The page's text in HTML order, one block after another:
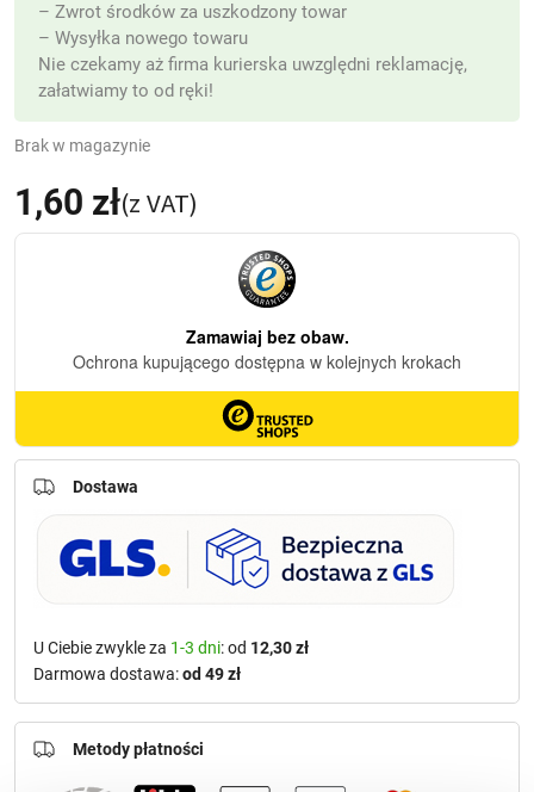
1,60 zł(z VAT)
Brak w magazynie
– Zwrot środków za uszkodzony towar
– Wysyłka nowego towaru
Nie czekamy aż firma kurierska uwzględni reklamację,
załatwiamy to od ręki!
Dostawa
U Ciebie zwykle za 1-3 dni: od 12,30 zł
Darmowa dostawa:od 49 zł
Metody płatności